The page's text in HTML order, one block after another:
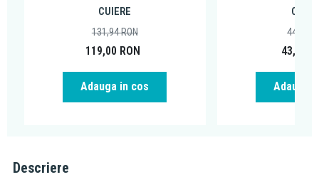
CUIERE
119,00 RON
131,94RON
Adauga in cos
43,00
44,91
Adauga
Descriere